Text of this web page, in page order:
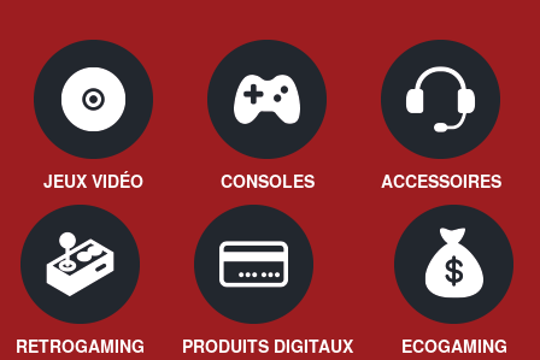
JEUX VIDÉO CONSOLES ACCESSOIRES
RETROGAMING PRODUITS DIGITAUX ECOGAMING